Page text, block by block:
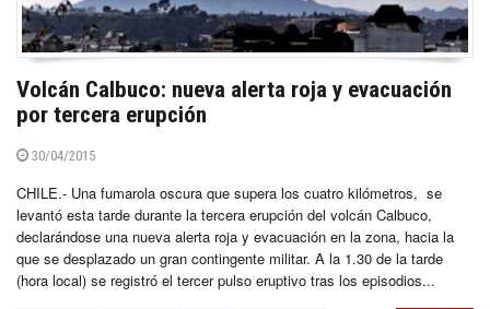
Volcán Calbuco: nueva alerta roja y evacuación
por tercera erupción
30/04/2015
CHILE.- Una fumarola oscura que supera los cuatro kilómetros, se
levantó esta tarde durante la tercera erupción del volcán Calbuco,
declarándose una nueva alerta roja y evacuación en la zona, hacia la
que se desplazado un gran contingente militar. A la 1.30 de la tarde
(hora local) se registró el tercer pulso eruptivo tras los episodios...